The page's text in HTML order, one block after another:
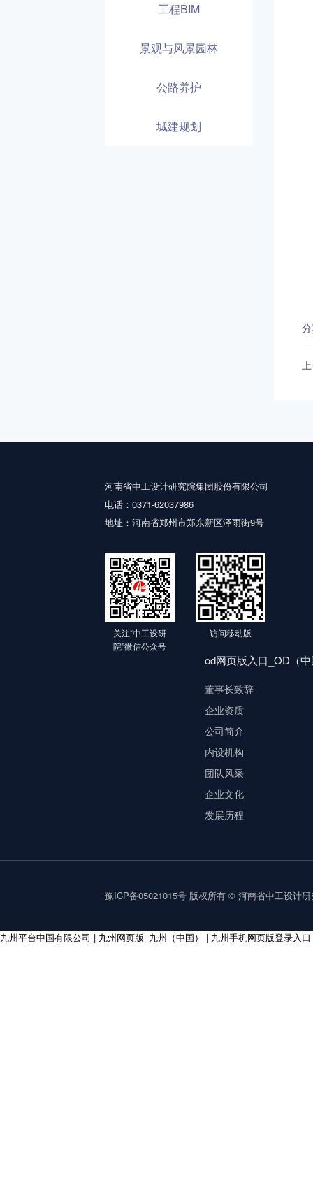
工程BIM
景观与风景园林
公路养护
城建规划
河南省中工设计研究院集团股份有限公司
电话：0371-62037986
地址：河南省郑州市郑东新区泽雨街9号
关注“中工设研
院”微信公众号
访问移动版
od网页版入口_OD（
董事长致辞
企业资质
公司简介
内设机构
团队风采
企业文化
发展历程
豫ICP备05021015号 版权所有 © 河南省中工设计
九州平台中国有限公司 | 九州网页版_九州（中国） | 九州手机网页版登录入口